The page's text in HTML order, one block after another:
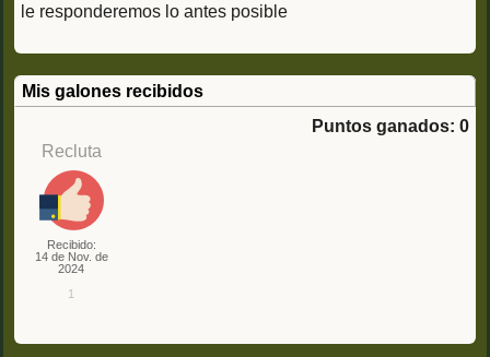
le responderemos lo antes posible
Mis galones recibidos
Puntos ganados: 0
Recluta
Recibido:
14 de Nov. de
2024
1